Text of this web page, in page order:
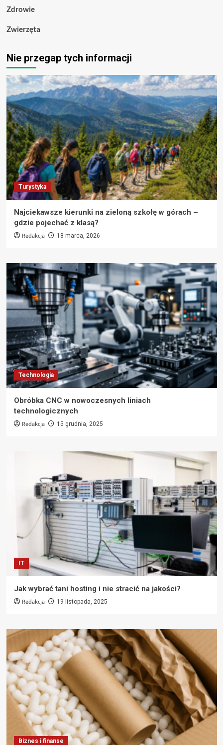
Zdrowie
Zwierzęta
Nie przegap tych informacji
Turystyka
Najciekawsze kierunki na zieloną szkołę w górach –
gdzie pojechać z klasą?
Redakcja 18 marca, 2026
Technologia
Obróbka CNC w nowoczesnych liniach
technologicznych
Redakcja 15 grudnia, 2025
IT
Jak wybrać tani hosting i nie stracić na jakości?
Redakcja 19 listopada, 2025
Biznes i finanse